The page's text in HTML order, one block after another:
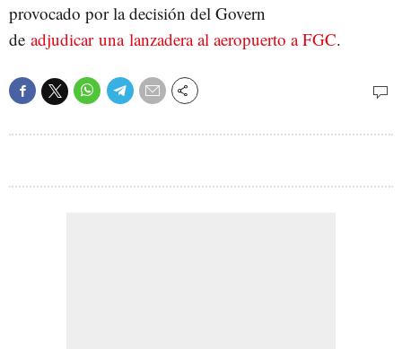
provocado por la decisión del Govern
de adjudicar una lanzadera al aeropuerto a FGC.